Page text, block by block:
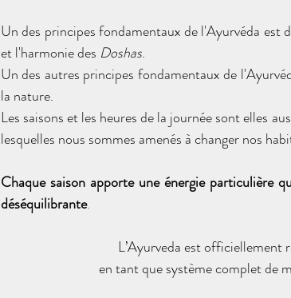
Un des principes fondamentaux de l'Ayurvéda est
et l'harmonie des Doshas.
Un des autres principes fondamentaux de
la nature.
Les saisons et les heures de la journée sont elles
lesquelles nous sommes amenés à changer nos
Chaque saison apporte une énergie particulière
déséquilibrante.
L’Ayurveda est officiellement
en tant que système complet de